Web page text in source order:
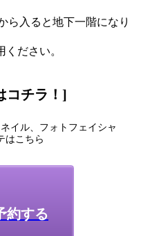
ら入ると地下一階になり
ださい。
コチラ！]
イル、フォトフェイシャ
はこちら
約する